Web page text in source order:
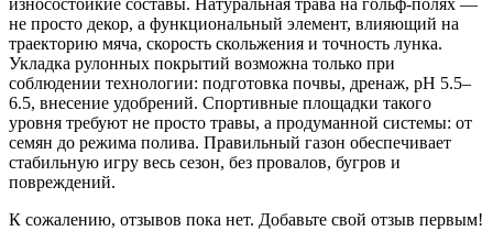
износостойкие составы. Натуральная трава на гольф-полях —
не просто декор, а функциональный элемент, влияющий на
траекторию мяча, скорость скольжения и точность лунка.
Укладка рулонных покрытий возможна только при
соблюдении технологии: подготовка почвы, дренаж, pH 5.5–
6.5, внесение удобрений. Спортивные площадки такого
уровня требуют не просто травы, а продуманной системы: от
семян до режима полива. Правильный газон обеспечивает
стабильную игру весь сезон, без провалов, бугров и
повреждений.
К сожалению, отзывов пока нет. Добавьте свой отзыв первым!